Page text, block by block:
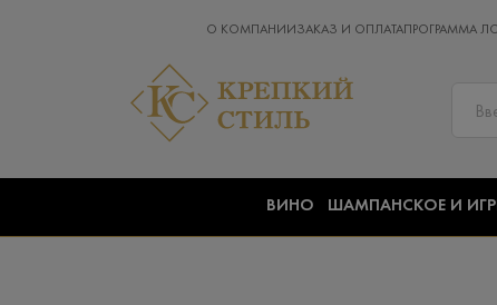
О КОМПАНИИ ЗАКАЗ И ОПЛАТАПРОГРАММА
ВИНО ШАМПАНСКОЕ И